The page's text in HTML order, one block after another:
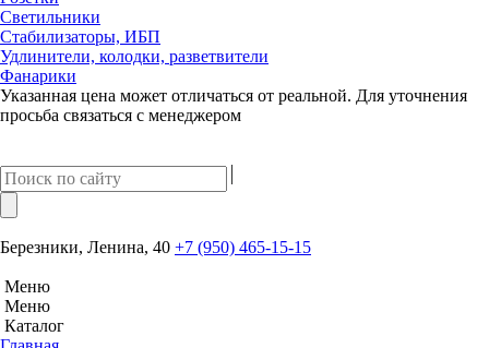
Светильники
Стабилизаторы, ИБП
Удлинители, колодки, разветвители
Фанарики
Указанная цена может отличаться от реальной. Для уточнения
просьба связаться с менеджером
Березники, Ленина, 40 +7 (950) 465-15-15
Меню
Меню
Каталог